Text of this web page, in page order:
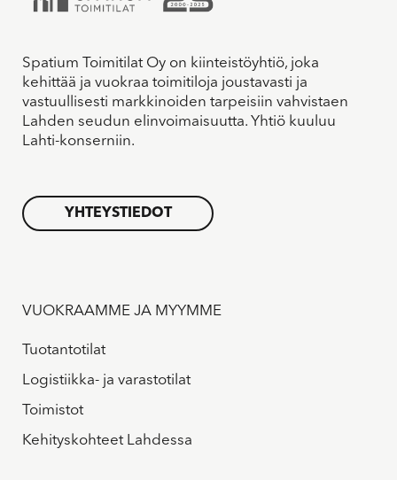
Spatium Toimitilat Oy on kiinteistöyhtiö, joka
kehittää ja vuokraa toimitiloja joustavasti ja
vastuullisesti markkinoiden tarpeisiin vahvistaen
Lahden seudun elinvoimaisuutta. Yhtiö kuuluu
Lahti-konserniin.
YHTEYSTIEDOT
VUOKRAAMME JA MYYMME
Tuotantotilat
Logistiikka- ja varastotilat
Toimistot
Kehityskohteet Lahdessa